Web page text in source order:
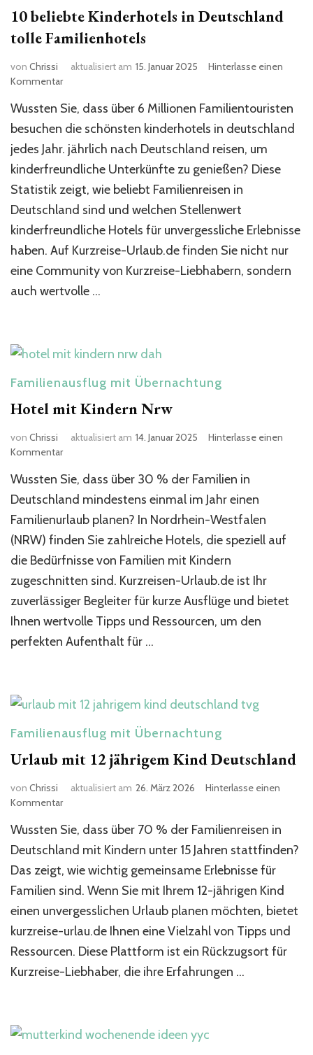
10 beliebte Kinderhotels in Deutschland
tolle Familienhotels
von Chrissi aktualisiert am 15. Januar 2025
Hinterlasse einen
Kommentarzu
beliebte
Kinderhotels
Deutschland
tolle
Familienhotels
Wussten Sie, dass über 6 Millionen Familientouristen
besuchen die schönsten kinderhotels in deutschland
jedes Jahr. jährlich nach Deutschland reisen, um
kinderfreundliche Unterkünfte zu genießen? Diese
Statistik zeigt, wie beliebt Familienreisen in
Deutschland sind und welchen Stellenwert
kinderfreundliche Hotels für unvergessliche Erlebnisse
haben. Auf Kurzreise-Urlaub.de finden Sie nicht nur
eine Community von Kurzreise-Liebhabern, sondern
auch wertvolle …
Familienausflug mit Übernachtung
Hotel mit Kindern Nrw​
von Chrissi aktualisiert am 14. Januar 2025
Hinterlasse einen
Kommentarzu
mit
Kindern
Wussten Sie, dass über 30 % der Familien in
Deutschland mindestens einmal im Jahr einen
Familienurlaub planen? In Nordrhein-Westfalen
(NRW) finden Sie zahlreiche Hotels, die speziell auf
die Bedürfnisse von Familien mit Kindern
zugeschnitten sind. Kurzreisen-Urlaub.de ist Ihr
zuverlässiger Begleiter für kurze Ausflüge und bietet
Ihnen wertvolle Tipps und Ressourcen, um den
perfekten Aufenthalt für …
Familienausflug mit Übernachtung
Urlaub mit 12 jährigem Kind Deutschland​
von Chrissi aktualisiert am 26. März 2026
Hinterlasse einen
Kommentarzu
mit
12
Kind
Deutschland​
Wussten Sie, dass über 70 % der Familienreisen in
Deutschland mit Kindern unter 15 Jahren stattfinden?
Das zeigt, wie wichtig gemeinsame Erlebnisse für
Familien sind. Wenn Sie mit Ihrem 12-jährigen Kind
einen unvergesslichen Urlaub planen möchten, bietet
kurzreise-urlau.de Ihnen eine Vielzahl von Tipps und
Ressourcen. Diese Plattform ist ein Rückzugsort für
Kurzreise-Liebhaber, die ihre Erfahrungen …